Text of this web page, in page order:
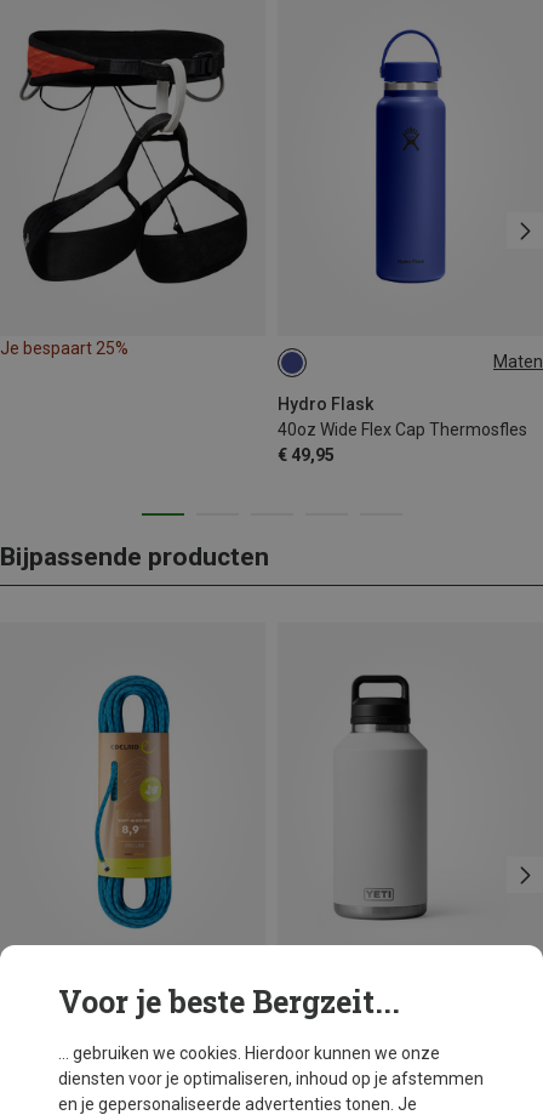
Je bespaart 25%
Maten
Hydro Flask
40oz Wide Flex Cap Thermosfles
€ 49,95
1.18L
Bijpassende producten
Yeti
€ 64,95
1.9L
Voor je beste Bergzeit...
... gebruiken we cookies. Hierdoor kunnen we onze
diensten voor je optimaliseren, inhoud op je afstemmen
en je gepersonaliseerde advertenties tonen. Je